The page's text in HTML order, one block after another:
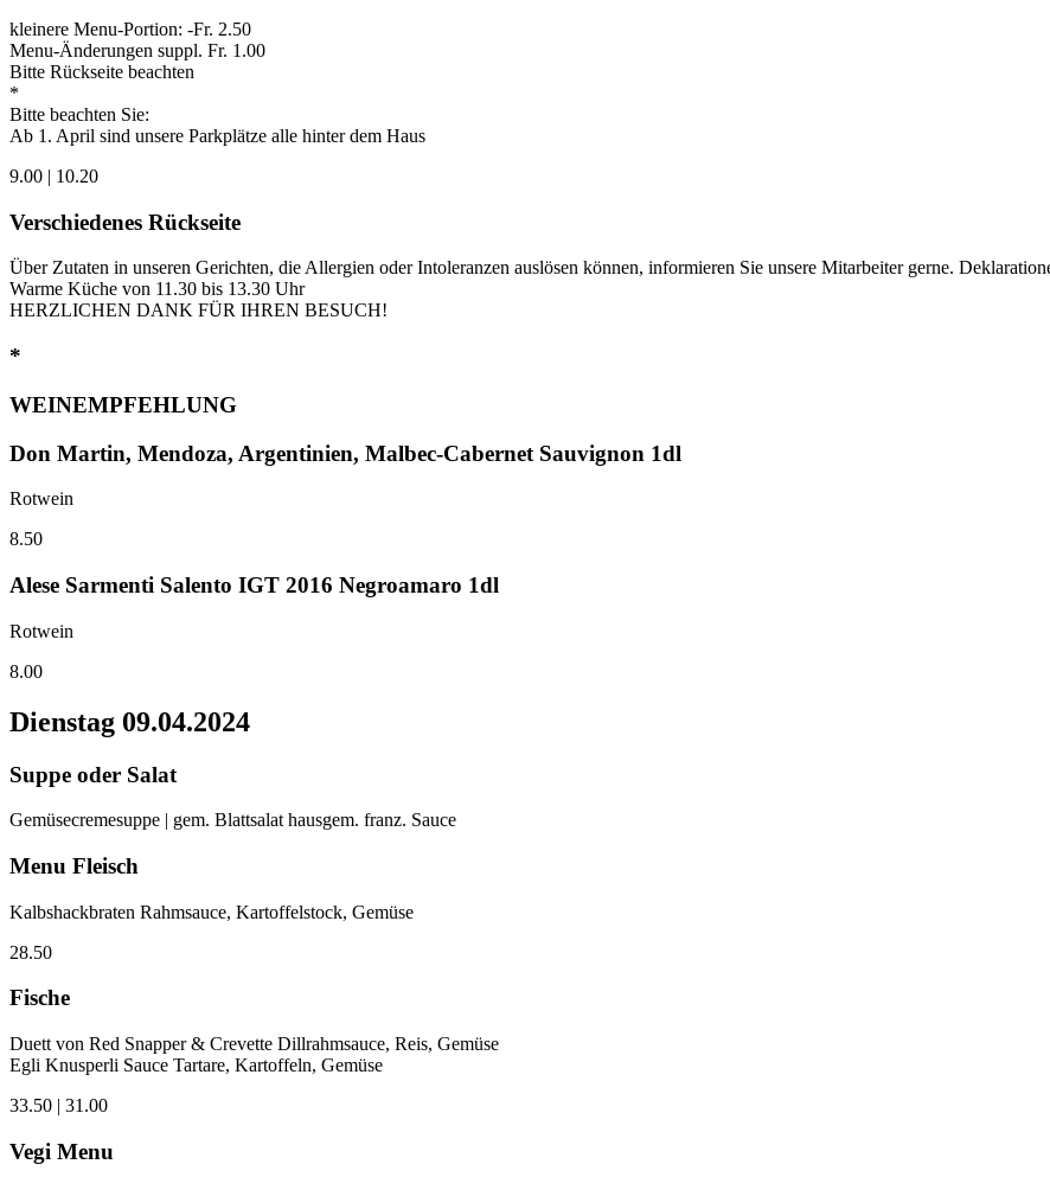
kleinere Menu-Portion: -Fr. 2.50
Menu-Änderungen suppl. Fr. 1.00
Bitte Rückseite beachten
*
Bitte beachten Sie:
Ab 1. April sind unsere Parkplätze alle hinter dem Haus
9.00 | 10.20
Verschiedenes Rückseite
Über Zutaten in unseren Gerichten, die Allergien oder Intoleranzen auslösen können, informieren Sie unsere Mitarbeiter gerne.
Warme Küche von 11.30 bis 13.30 Uhr
HERZLICHEN DANK FÜR IHREN BESUCH!
*
WEINEMPFEHLUNG
Don Martin, Mendoza, Argentinien, Malbec-Cabernet Sauvignon 1dl
Rotwein
8.50
Alese Sarmenti Salento IGT 2016 Negroamaro 1dl
Rotwein
8.00
Dienstag 09.04.2024
Suppe oder Salat
Gemüsecremesuppe | gem. Blattsalat hausgem. franz. Sauce
Menu Fleisch
Kalbshackbraten Rahmsauce, Kartoffelstock, Gemüse
28.50
Fische
Duett von Red Snapper & Crevette Dillrahmsauce, Reis, Gemüse
Egli Knusperli Sauce Tartare, Kartoffeln, Gemüse
33.50 | 31.00
Vegi Menu